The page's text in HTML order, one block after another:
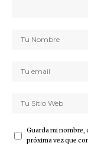
Guarda mi nombre,
próxima vez que